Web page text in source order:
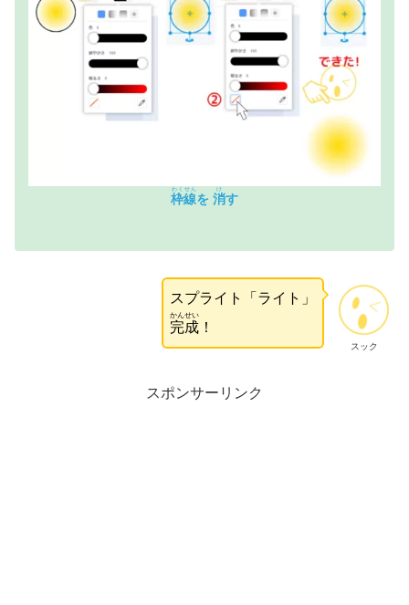
枠線
わくせん
を 消
け
す
スック
スプライト「ライト」
完成
かんせい
！
スポンサーリンク